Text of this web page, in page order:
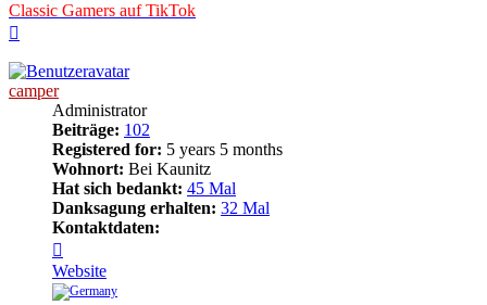
Classic Gamers auf TikTok
camper
Administrator
Beiträge: 102
Registered for: 5 years 5 months
Wohnort: Bei Kaunitz
Hat sich bedankt: 45 Mal
Danksagung erhalten: 32 Mal
Kontaktdaten:
von
camper
Website